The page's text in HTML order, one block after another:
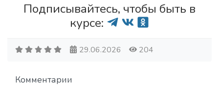
Подписывайтесь, чтобы быть в
курсе:
29.06.2026 204
Комментарии